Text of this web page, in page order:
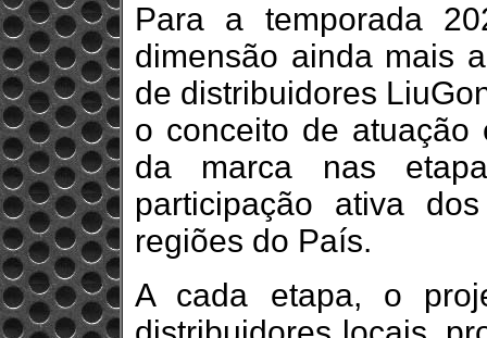
Para a temporada
dimensão ainda mais
de distribuidores
o conceito de
da marca nas
participação ativa
regiões do País.
A cada etapa, o